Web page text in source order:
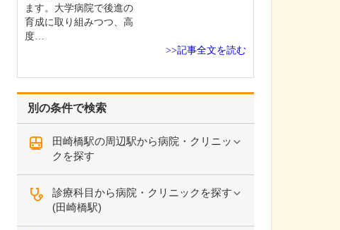
別の条件で検索
田崎橋駅の周辺駅から病院・クリニッ
クを探す
診療科目から病院・クリニックを探す
(田崎橋駅)
ます。大学病院で後進の
育成に取り組みつつ、高
度…
>>記事全文を読む